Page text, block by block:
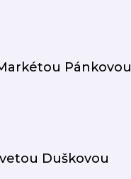
Pánkovou
Duškovou